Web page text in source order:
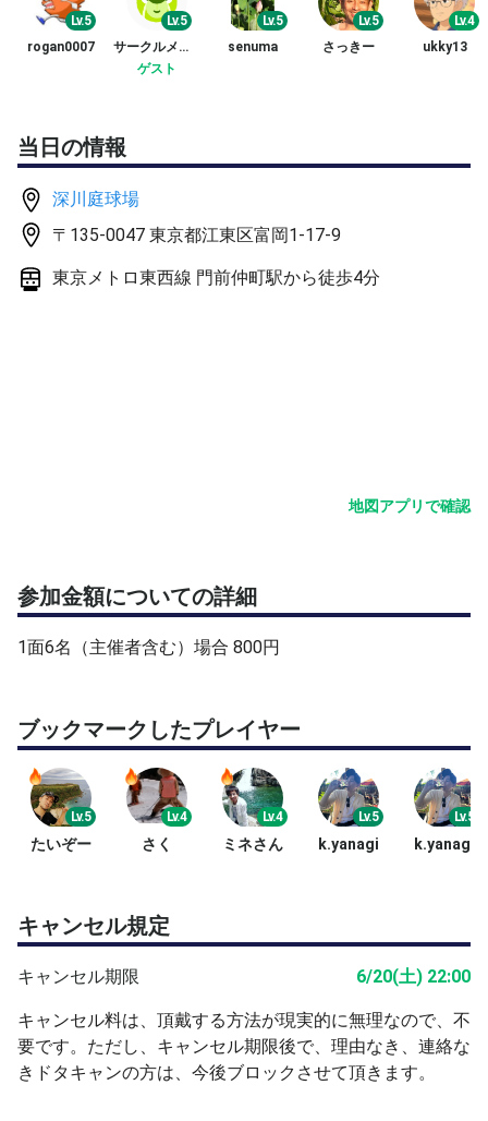
・レベルとしては、ダブルスの試合が楽しめる程度のスキ
ル、即ち、ストロークでのラリー、サーブ、ボレーなどの
テニスベアでのレベル４(初中級）以上のスキルをお持ち
の時間、ダブルスの試合をします。
（補足事項）
・ガチンコテニスとは、ほど遠いエンジョイテニスです。
女性も、ではなく、女性は大歓迎です。
・潮見庭球場は、オムニでも、クレイでも、固いハードで
もないデコターフです。
Lv.5
rogan0007
Lv.5
サークルメンバー1
ゲスト
Lv.5
senuma
Lv.5
さっきー
Lv.4
ukky13
当日の情報
深川庭球場
〒135-0047 東京都江東区富岡1-17-9
東京メトロ東西線 門前仲町駅から徒歩4分
地図アプリで確認
参加金額についての詳細
1面6名（主催者含む）場合 800円
ブックマークしたプレイヤー
Lv.5
たいぞー
Lv.4
さく
Lv.4
ミネさん
Lv.5
k.yanagi
Lv.5
k.yanagi
キャンセル規定
キャンセル期限 6/20(土) 22:00
キャンセル料は、頂戴する方法が現実的に無理なので、不
要です。ただし、キャンセル期限後で、理由なき、連絡な
きドタキャンの方は、今後ブロックさせて頂きます。